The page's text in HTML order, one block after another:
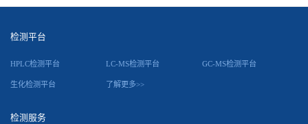
检测平台
HPLC检测平台 LC-MS检测平台 GC-MS检测平台
生化检测平台 了解更多>>
检测服务